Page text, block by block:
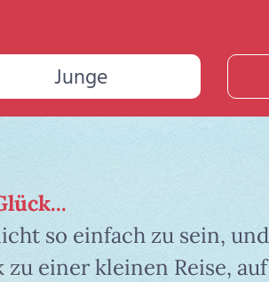
Junge
so einfach zu sein,
einer kleinen Reise,